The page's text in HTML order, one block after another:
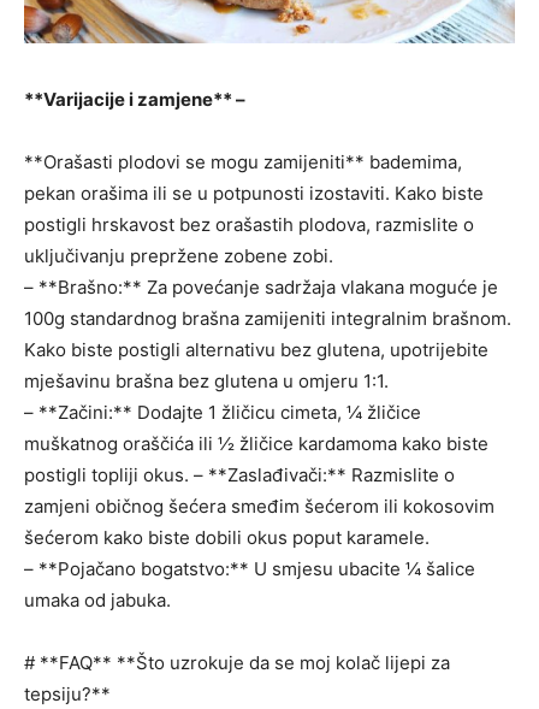
**Varijacije i zamjene** –
**Orašasti plodovi se mogu zamijeniti** bademima,
pekan orašima ili se u potpunosti izostaviti. Kako biste
postigli hrskavost bez orašastih plodova, razmislite o
uključivanju prepržene zobene zobi.
– **Brašno:** Za povećanje sadržaja vlakana moguće je
100g standardnog brašna zamijeniti integralnim brašnom.
Kako biste postigli alternativu bez glutena, upotrijebite
mješavinu brašna bez glutena u omjeru 1:1.
– **Začini:** Dodajte 1 žličicu cimeta, ¼ žličice
muškatnog oraščića ili ½ žličice kardamoma kako biste
postigli topliji okus. – **Zaslađivači:** Razmislite o
zamjeni običnog šećera smeđim šećerom ili kokosovim
šećerom kako biste dobili okus poput karamele.
– **Pojačano bogatstvo:** U smjesu ubacite ¼ šalice
umaka od jabuka.
# **FAQ** **Što uzrokuje da se moj kolač lijepi za
tepsiju?**